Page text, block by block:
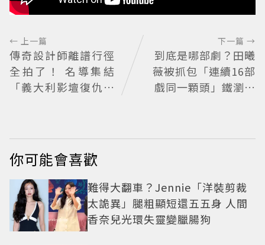
← 上一篇
傳奇設計師離譜行徑
全拍了！ 名導集結
「義大利影壇復仇者
下一篇 →
到底是哪部劇？田曦
薇被抓包「連續16部
戲同一顆頭」鐵瀏海
你可能會喜歡
難得大翻車？Jennie「洋裝剪裁
太詭異」腿粗顯短還五五身 人間
香奈兒光環失靈變臘腸狗